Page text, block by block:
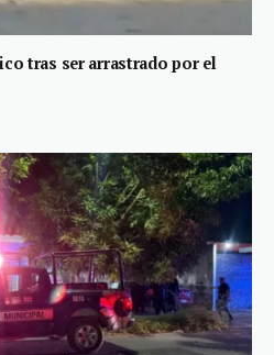
tras ser arrastrado por el